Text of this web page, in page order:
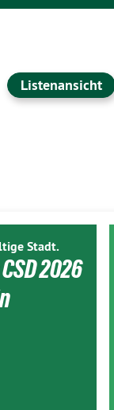
Listenansicht
Stadt.
2026